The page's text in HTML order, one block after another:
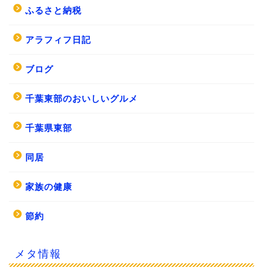
ふるさと納税
アラフィフ日記
ブログ
千葉東部のおいしいグルメ
千葉県東部
同居
家族の健康
節約
メタ情報